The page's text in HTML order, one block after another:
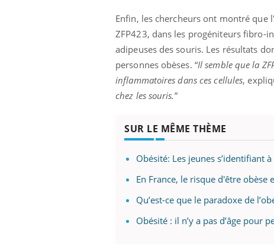
Enfin, les chercheurs ont montré que
ZFP423, dans les progéniteurs fibro-
adipeuses des souris. Les résultats
personnes obèses. “Il semble que la
inflammatoires dans ces cellules,
chez les souris.”
SUR LE MÊME THÈME
Obésité: Les jeunes s’identifiant
En France, le risque d'être
Qu’est-ce que le paradoxe de
Obésité : il n’y a pas d’âge pour
...